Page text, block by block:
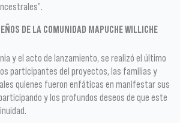
DE LA COMUNIDAD MAPUCHE WILLICHE
y el acto de lanzamiento, se realizó el último
participantes del proyectos, las familias y
quienes fueron enfáticas en manifestar sus
y los profundos deseos de que este